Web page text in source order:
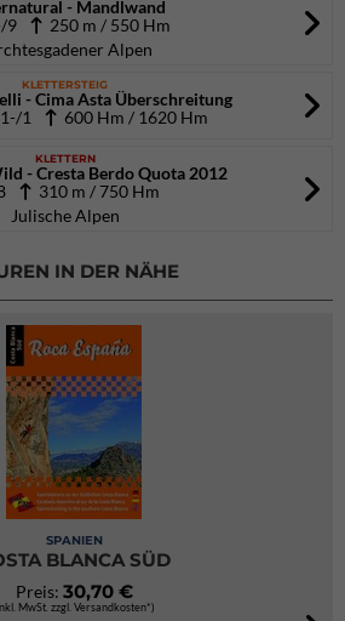
- Mandlwand
9
250 m / 550 Hm
Alpen
KLETTERSTEIG
- Cima Asta Überschreitung
1-/1 600 Hm / 1620 Hm
KLETTERN
- Cresta Berdo Quota 2012
310 m / 750 Hm
Julische Alpen
IN DER NÄHE
SPANIEN
BLANCA SÜD
Preis: 30,70 €
MwSt. zzgl. Versandkosten*)